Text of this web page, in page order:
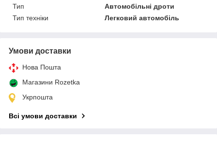
Тип
Автомобільні дроти
Тип техніки
Легковий автомобіль
Умови доставки
Нова Пошта
Магазини Rozetka
Укрпошта
Всі умови доставки